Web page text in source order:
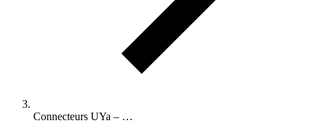
Connecteurs UYa – …